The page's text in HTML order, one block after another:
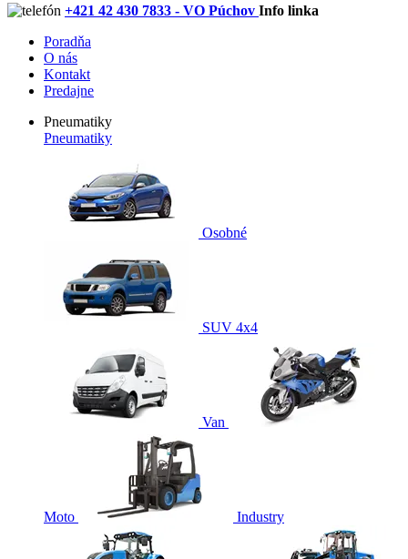
+421 42 430 7833 - VO Púchov Info linka
Poradňa
O nás
Kontakt
Predajne
Pneumatiky
Pneumatiky
Osobné
SUV 4x4
Van
Moto Industry